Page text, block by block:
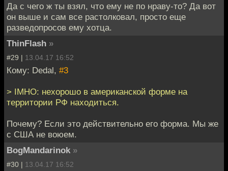
Да с чего ж ты взял, что ему не по нраву-то? Да вот
он выше и сам все растолковал, просто еще
разведопросов ему хотца.
ThinFlash »
#29 | 13.04.17 16:52
Кому: Dedal, #3
> IMHO: нехорошо в американской форме на
территории РФ находиться.
Почему? Если это действительно его форма. Мы же
с США не воюем.
BogMandarinok »
#30 | 13.04.17 16:52